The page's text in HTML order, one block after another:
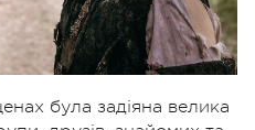
була задіяна велика